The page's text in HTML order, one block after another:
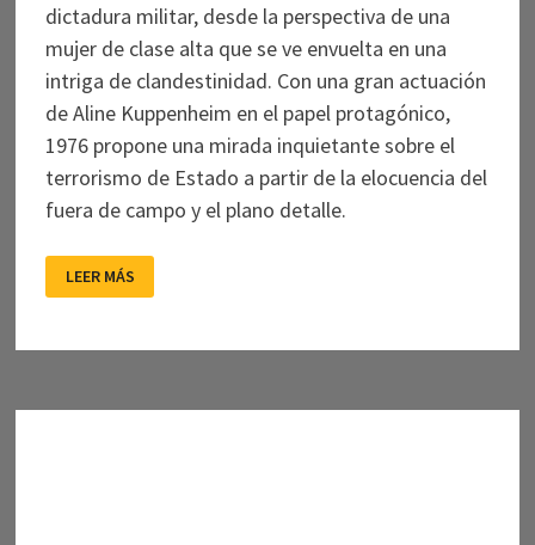
dictadura militar, desde la perspectiva de una
mujer de clase alta que se ve envuelta en una
intriga de clandestinidad. Con una gran actuación
de Aline Kuppenheim en el papel protagónico,
1976 propone una mirada inquietante sobre el
terrorismo de Estado a partir de la elocuencia del
fuera de campo y el plano detalle.
TERROR
Y
LEER MÁS